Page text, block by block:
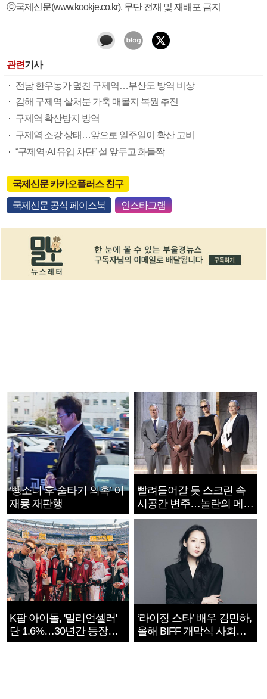
ⓒ국제신문(www.kookje.co.kr), 무단 전재 및 재배포 금지
관련기사
전남 한우농가 덮친 구제역…부산도 방역 비상
김해 구제역 살처분 가축 매몰지 복원 추진
구제역 확산방지 방역
구제역 소강 상태…앞으로 일주일이 확산 고비
“구제역·AI 유입 차단” 설 앞두고 화들짝
국제신문 카카오플러스 친구
국제신문 공식 페이스북 인스타그램
‘뺑소니 후 술타기 의혹’ 이
재룡 재판행
빨려들어갈 듯 스크린 속
시공간 변주…놀란의 메시
지는 ‘전쟁 속죄’
K팝 아이돌, '밀리언셀러'
단 1.6%…30년간 등장
1182개팀 전수조사
‘라이징 스타’ 배우 김민하,
올해 BIFF 개막식 사회자
확정